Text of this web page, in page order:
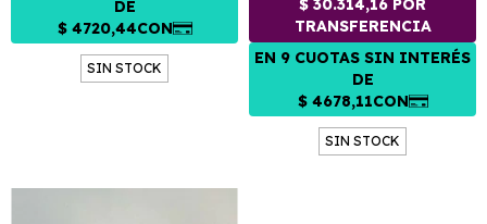
SIN STOCK
SIN STOCK